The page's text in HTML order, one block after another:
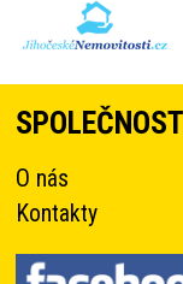
SPOLEČNOST
O nás
Kontakty